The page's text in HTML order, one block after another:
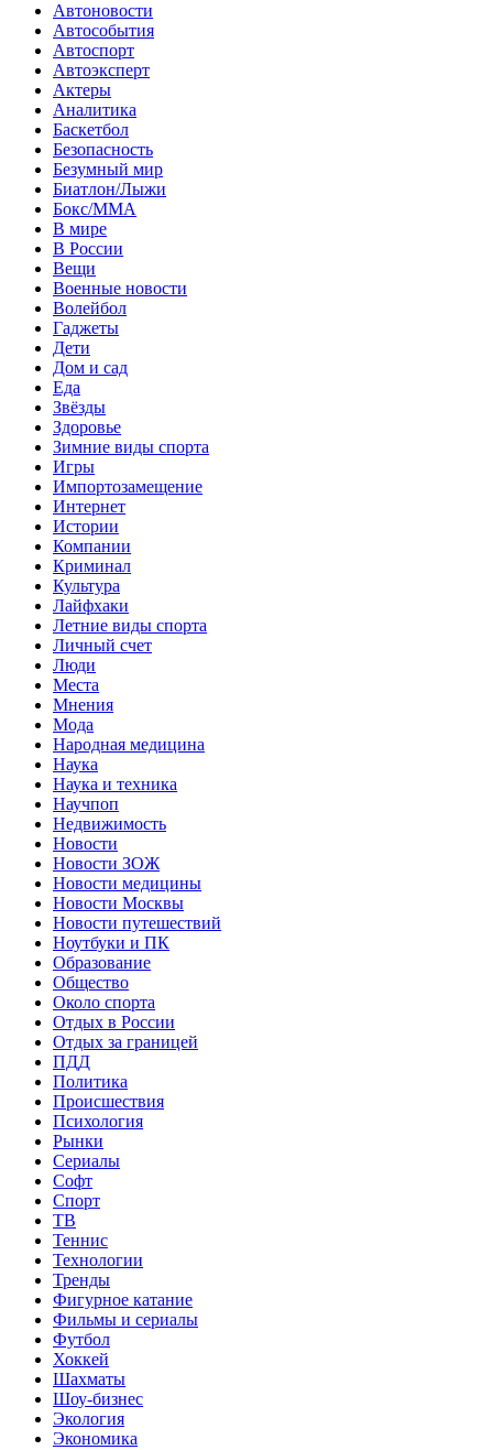
Автоновости
Автособытия
Автоспорт
Автоэксперт
Актеры
Аналитика
Баскетбол
Безопасность
Безумный мир
Биатлон/Лыжи
Бокс/MMA
В мире
В России
Вещи
Военные новости
Волейбол
Гаджеты
Дети
Дом и сад
Еда
Звёзды
Здоровье
Зимние виды спорта
Игры
Импортозамещение
Интернет
Истории
Компании
Криминал
Культура
Лайфхаки
Летние виды спорта
Личный счет
Люди
Места
Мнения
Мода
Народная медицина
Наука
Наука и техника
Научпоп
Недвижимость
Новости
Новости ЗОЖ
Новости медицины
Новости Москвы
Новости путешествий
Ноутбуки и ПК
Образование
Общество
Около спорта
Отдых в России
Отдых за границей
ПДД
Политика
Происшествия
Психология
Рынки
Сериалы
Софт
Спорт
ТВ
Теннис
Технологии
Тренды
Фигурное катание
Фильмы и сериалы
Футбол
Хоккей
Шахматы
Шоу-бизнес
Экология
Экономика